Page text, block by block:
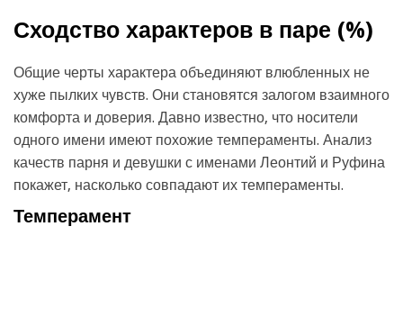
Сходство характеров в паре (%)
Общие черты характера объединяют влюбленных не
хуже пылких чувств. Они становятся залогом взаимного
комфорта и доверия. Давно известно, что носители
одного имени имеют похожие темпераменты. Анализ
качеств парня и девушки с именами Леонтий и Руфина
покажет, насколько совпадают их темпераменты.
Темперамент